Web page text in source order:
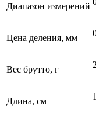
Диапазон измерений
Цена деления, мм
Вес брутто, г
Длина, см